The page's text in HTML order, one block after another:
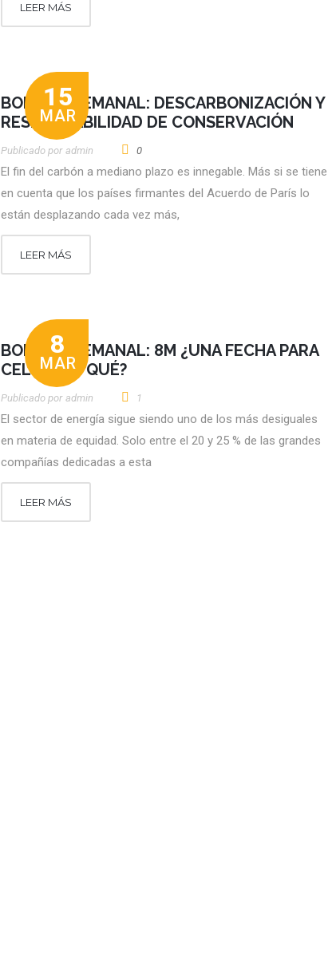
LEER MÁS
15
MAR
BOLETÍN SEMANAL: DESCARBONIZACIÓN Y
RESPONSABILIDAD DE CONSERVACIÓN
Publicado por Admin 0
El fin del carbón a mediano plazo es innegable. Más si se tiene
en cuenta que los países firmantes del Acuerdo de París lo
están desplazando cada vez más,
LEER MÁS
8
MAR
BOLETÍN SEMANAL: 8M ¿UNA FECHA PARA
CELEBRAR QUÉ?
Publicado por Admin 1
El sector de energía sigue siendo uno de los más desiguales
en materia de equidad. Solo entre el 20 y 25 % de las grandes
compañías dedicadas a esta
LEER MÁS